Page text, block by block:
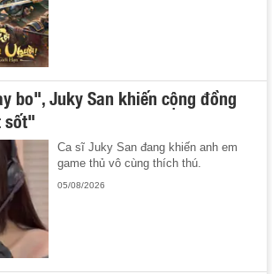
bo", Juky San khiến cộng đồng
sốt"
Ca sĩ Juky San đang khiến anh em
game thủ vô cùng thích thú.
05/08/2026